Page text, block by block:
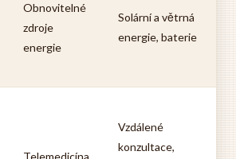
Obnovitelné
zdroje
energie
Solární a větrná
energie, baterie
Telemedicína
Vzdálené
konzultace,